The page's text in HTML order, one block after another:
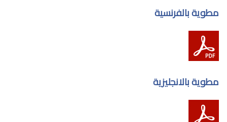
مطوية بالفرنسية
مطوية بالانجليزية